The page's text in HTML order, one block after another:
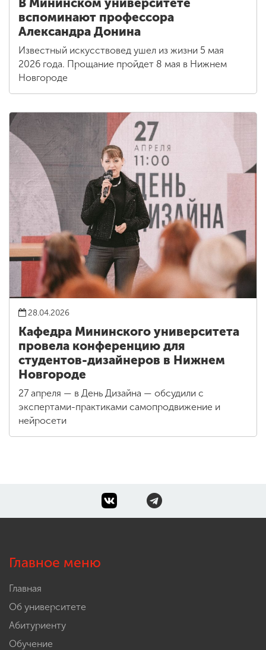
вспоминают профессора
Александра Донина
Известный искусствовед ушел из жизни 5 мая
2026 года. Прощание пройдет 8 мая в Нижнем
Новгороде
28.04.2026
Кафедра Мининского университета
провела конференцию для
студентов-дизайнеров в Нижнем
Новгороде
27 апреля — в День Дизайна — обсудили с
экспертами-практиками самопродвижение и
нейросети
Главное меню
Главная
Об университете
Абитуриенту
Обучение